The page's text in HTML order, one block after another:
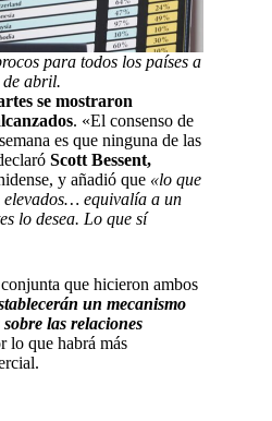
para todos los países a
de abril.
se mostraron
. «El consenso de
es que ninguna de las
Scott Bessent,
y añadió que «lo que
elevados… equivalía a un
lo desea. Lo que sí
que hicieron ambos
un mecanismo
las relaciones
lo que habrá más